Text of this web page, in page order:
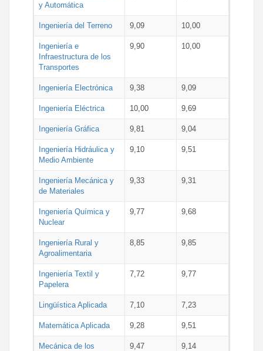
y Automática
Ingeniería del Terreno 9,09 10,00
Ingeniería e
Infraestructura de los
Transportes
9,90 10,00
Ingeniería Electrónica 9,38 9,09
Ingeniería Eléctrica 10,00 9,69
Ingeniería Gráfica 9,81 9,04
Ingeniería Hidráulica y
Medio Ambiente
9,10 9,51
Ingeniería Mecánica y
de Materiales
9,33 9,31
Ingeniería Química y
Nuclear
9,77 9,68
Ingeniería Rural y
Agroalimentaria
8,85 9,85
Ingeniería Textil y
Papelera
7,72 9,77
Lingüística Aplicada 7,10 7,23
Matemática Aplicada 9,28 9,51
Mecánica de los
9,47 9,14